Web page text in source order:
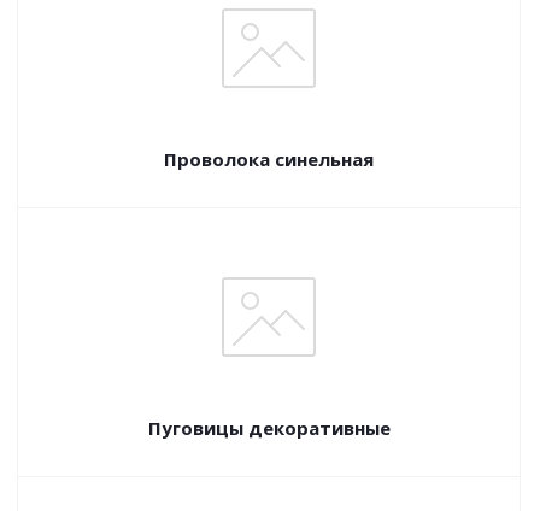
Проволока синельная
Пуговицы декоративные